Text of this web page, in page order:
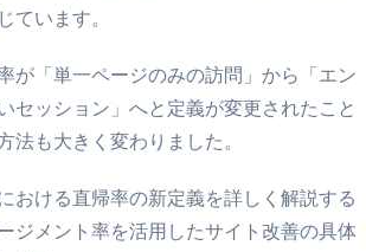
ています。
が「単一ページのみの訪問」から「エン
セッション」へと定義が変更されたこと
法も大きく変わりました。
おける直帰率の新定義を詳しく解説する
ジメント率を活用したサイト改善の具体